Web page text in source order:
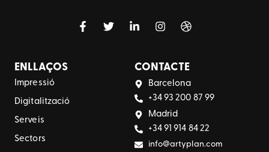
ENLLAÇOS
Impressió
Digitalització
Serveis
Sectors
CONTACTE
Barcelona
+34 93 200 87 99
Madrid
+34 91 914 84 22
info@artyplan.com